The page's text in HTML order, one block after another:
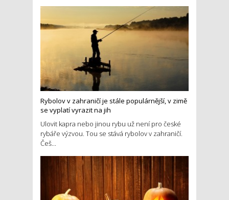
Rybolov v zahraničí je stále populárnější, v zimě
se vyplatí vyrazit na jih
Ulovit kapra nebo jinou rybu už není pro české
rybáře výzvou. Tou se stává rybolov v zahraničí.
Češ...